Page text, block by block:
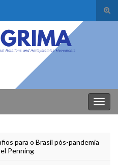
para o Brasil pós-pandemia
Penning